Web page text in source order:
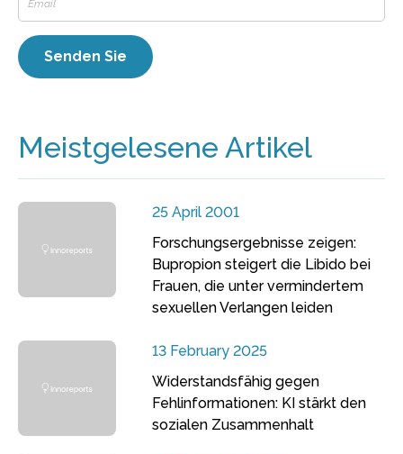
Meistgelesene Artikel
25 April 2001
Forschungsergebnisse zeigen:
Bupropion steigert die Libido bei
Frauen, die unter vermindertem
sexuellen Verlangen leiden
13 February 2025
Widerstandsfähig gegen
Fehlinformationen: KI stärkt den
sozialen Zusammenhalt